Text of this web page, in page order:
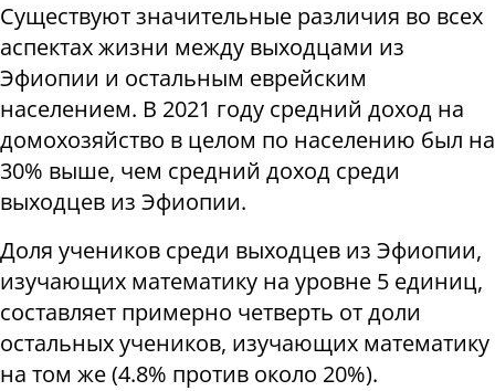
Существуют значительные различия во всех
аспектах жизни между выходцами из
Эфиопии и остальным еврейским
населением. В 2021 году средний доход на
домохозяйство в целом по населению был на
30% выше, чем средний доход среди
выходцев из Эфиопии.
Доля учеников среди выходцев из Эфиопии,
изучающих математику на уровне 5 единиц,
составляет примерно четверть от доли
остальных учеников, изучающих математику
на том же (4.8% против около 20%).